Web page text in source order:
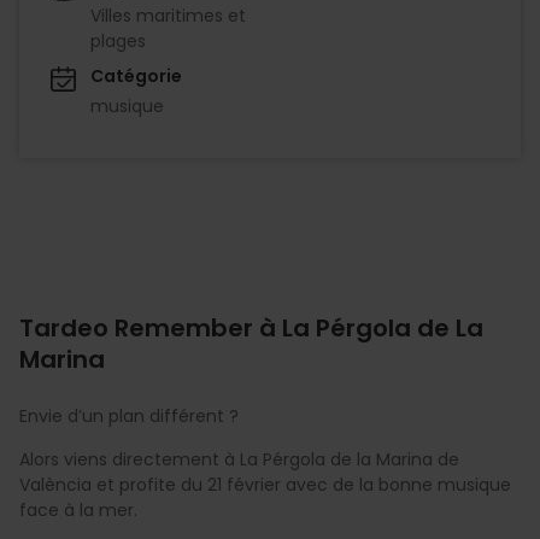
Villes maritimes et
plages
Catégorie
musique
Tardeo Remember à La Pérgola de La
Marina
Envie d’un plan différent ?
Alors viens directement à La Pérgola de la Marina de
València et profite du 21 février avec de la bonne musique
face à la mer.